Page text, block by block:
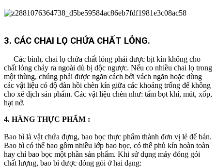
3. CÁC CHAI LỌ CHỨA CHẤT LỎNG.
Các bình, chai lọ chứa chất lỏng phải được bịt kín không cho
chất lỏng chảy ra ngoài dù bị dộc ngược. Nếu co nhiều chai lọ trong
một thùng, chúng phải được ngăn cách bởi vách ngăn hoặc dùng
các vật liệu có độ đàn hồi chèn kín giữa các khoảng trống để không
cho xê dịch sản phẩm. Các vật liệu chèn như: tấm bọt khí, mút, xốp,
hạt nở.
4. HÀNG THỰC PHẨM :
Bao bì là vật chứa đựng, bao bọc thực phẩm thành đơn vị lẻ để bán.
Bao bì có thể bao gồm nhiều lớp bao bọc, có thể phủ kín hoàn toàn
hay chỉ bao bọc một phần sản phẩm. Khi sử dụng máy đóng gói
chất lượng, bao bì được đóng gói ở hai dạng: